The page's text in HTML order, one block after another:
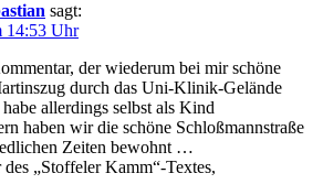
sagt:
14:53 Uhr
der wiederum bei mir schöne
durch das Uni-Klinik-Gelände
allerdings selbst als Kind
haben wir die schöne Schloßmannstraße
Zeiten bewohnt …
„Stoffeler Kamm“-Textes,